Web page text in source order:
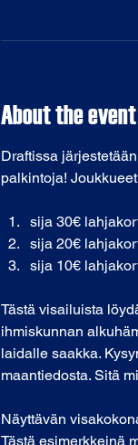
About the event
Draftissa
palkintoja!
sija 30€
sija 20€
sija 10€
Tästä visailuista
ihmiskunnan
laidalle saakka.
maantiedosta. Sitä
Näyttävän
Tästä esimerkkeinä